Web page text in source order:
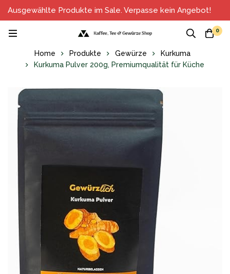
Ausgewählte Produkte im Sale. Verpasse kein Angebot!
0
Home Produkte Gewürze
Kurkuma
Kurkuma Pulver 200g, Premiumqualität für Küche